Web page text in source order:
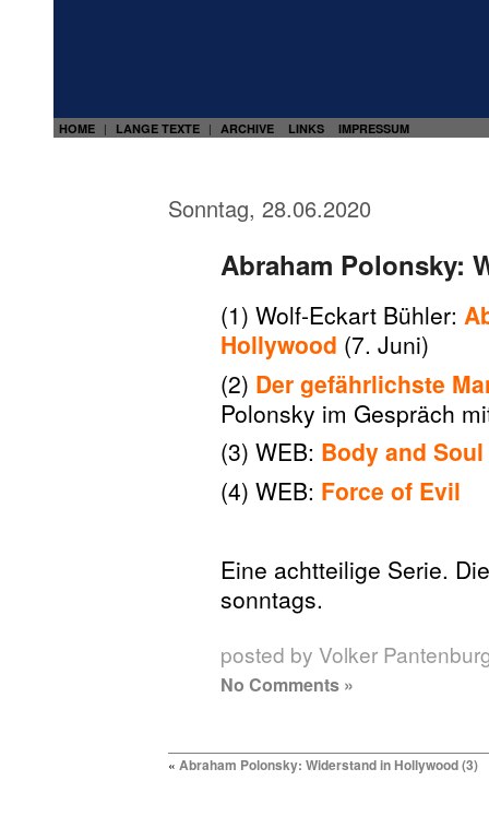
HOME | LANGE TEXTE | ARCHIVE LINKS IMPRESSUM
Sonntag, 28.06.2020
Abraham Polonsky:
(1) Wolf-Eckart Bühler:
Hollywood (7. Juni)
(2) Der gefährlichste
Polonsky im Gespräch
(3) WEB: Body and Soul
(4) WEB: Force of Evil
Eine achtteilige Serie.
sonntags.
posted by Volker
No Comments »
« Abraham Polonsky: Widerstand in Hollywood (3)